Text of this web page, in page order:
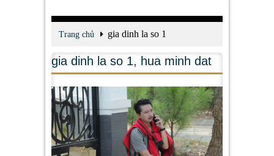
Trang chủ gia dinh la so 1
gia dinh la so 1, hua minh dat